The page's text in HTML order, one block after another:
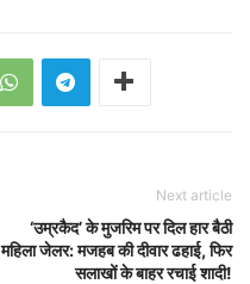
Next article
‘उम्रकैद’ के मुजरिम पर दिल हार बैठी
महिला जेलर: मजहब की दीवार ढहाई, फिर
सलाखों के बाहर रचाई शादी!